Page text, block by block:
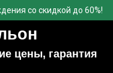
со скидкой до 60%!
цены, гарантия